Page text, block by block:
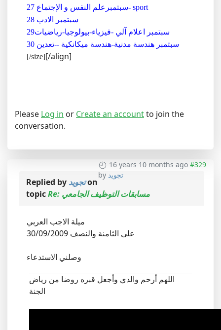
27 سبتمبرعلم النفس و الإجتماع- sport
28 سبتمبر الادب
29سبتمبر اعلام آلي -فيزياء-بيولوجيا-رياضيات
30 سبتمبر هندسة مدنية-هندسة ميكانكية --تعدين
[/size][/align]
Please Log in or Create an accountto join the
conversation.
16 years 10 months ago #329
by تجويد
Replied by تجويدon
topic
Re: مسابقات التوظيف الجامعي
ميلة الاجب العربي
30/09/2009 على الثامنة والنصف
وصلني الاستدعاء
اللهم أرحم والدي وأجعل قبره روضا من رياض
الجنة